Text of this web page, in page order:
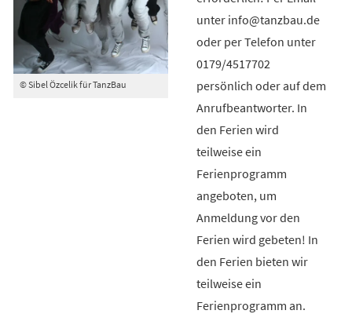
© Sibel Özcelik für TanzBau
unter info@tanzbau.de
oder per Telefon unter
0179/4517702
persönlich oder auf dem
Anrufbeantworter. In
den Ferien wird
teilweise ein
Ferienprogramm
angeboten, um
Anmeldung vor den
Ferien wird gebeten! In
den Ferien bieten wir
teilweise ein
Ferienprogramm an.